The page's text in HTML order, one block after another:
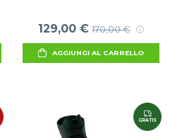
129,00 € 170,00 €
AGGIUNGI AL CARRELLO
GRATIS